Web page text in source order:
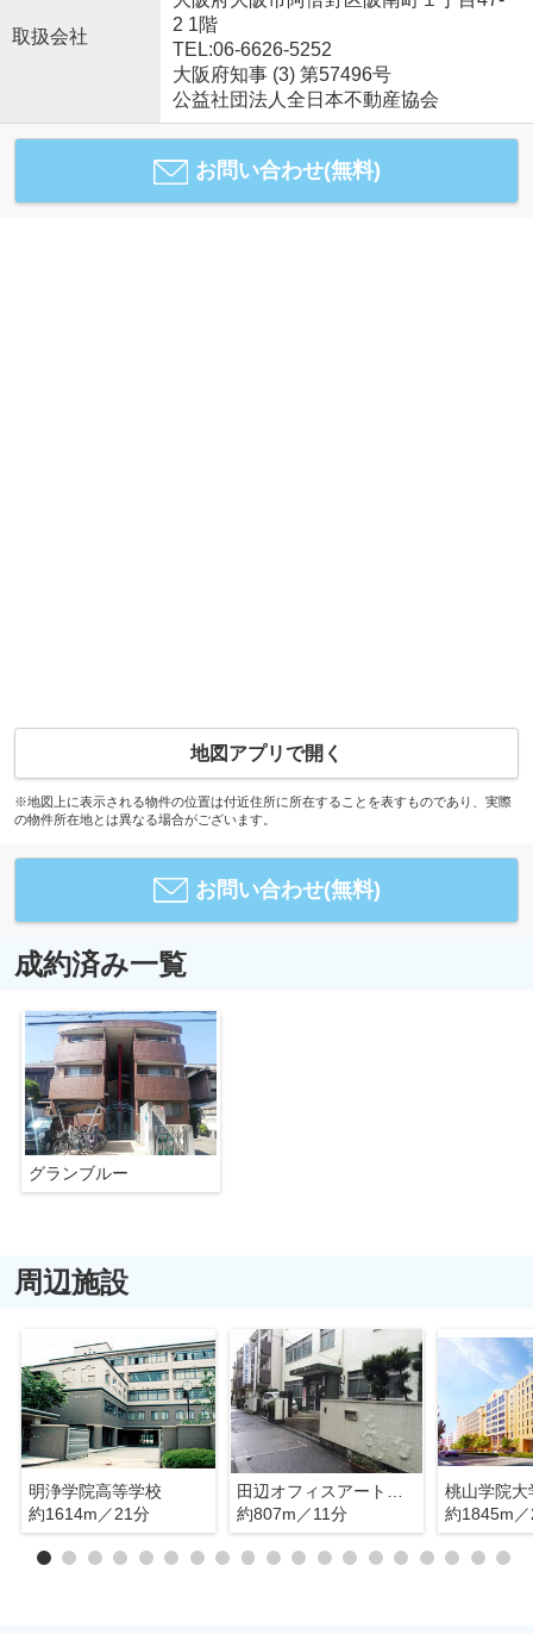
取扱会社
2 1階
TEL:06-6626-5252
大阪府知事 (3) 第57496号
公益社団法人全日本不動産協会
お問い合わせ(無料)
地図アプリで開く
※地図上に表示される物件の位置は付近住所に所在することを表すものであり、実際
の物件所在地とは異なる場合がございます。
お問い合わせ(無料)
成約済み一覧
グランブルー
周辺施設
明浄学院高等学校
約1614m／21分
約807m／11分
桃山学院大
約1845m